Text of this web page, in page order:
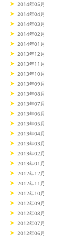
2014年05月
2014年04月
2014年03月
2014年02月
2014年01月
2013年12月
2013年11月
2013年10月
2013年09月
2013年08月
2013年07月
2013年06月
2013年05月
2013年04月
2013年03月
2013年02月
2013年01月
2012年12月
2012年11月
2012年10月
2012年09月
2012年08月
2012年07月
2012年06月